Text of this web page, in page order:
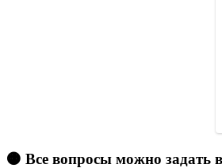
🟠 Все вопросы можно задать